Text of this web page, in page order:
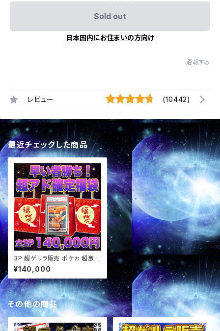
Sold out
日本国内にお住まいの方向け
通報する
レビュー (10442)
最近チェックした商品
3P 超ゲリラ販売 ポケカ 超激ア
ツアド確定福袋 パック オリパ
¥140,000
その他の商品